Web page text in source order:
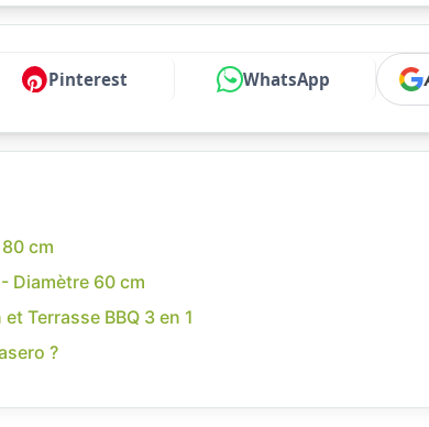
Pinterest WhatsApp
cm
Diamètre 60 cm
Terrasse BBQ 3 en 1
?